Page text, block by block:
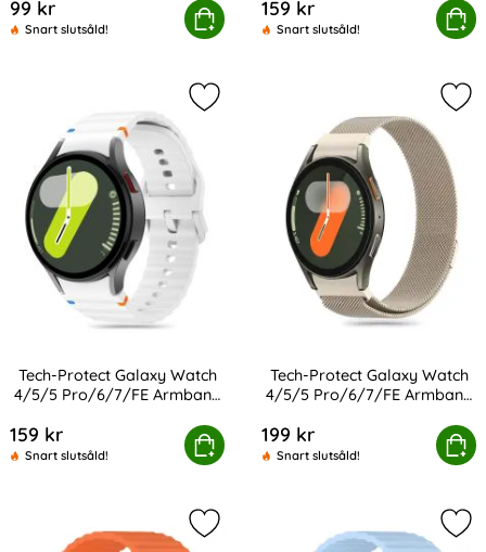
99 kr
Snart slutsåld!
Köp
20 mm Silikon Wave Design Mörk Blå
159 kr
Snart slutsåld!
Köp
Tech-Protect Galaxy Watch 4/5/5
Tech-Protect Galaxy Watch
4/5/5 Pro/6/7/FE Armband
159 kr
Snart slutsåld!
Köp
Galaxy Watch 4/5/5 Pro/6/7/FE Armband Silikon
Markera tech-Protect Galaxy
Tech-Protect Galaxy Watch
4/5/5 Pro/6/7/FE Armband
199 kr
Snart slutsåld!
Köp
Tech-Protect Galaxy Watch 4/5/5
Markera klockarmband 20 mm